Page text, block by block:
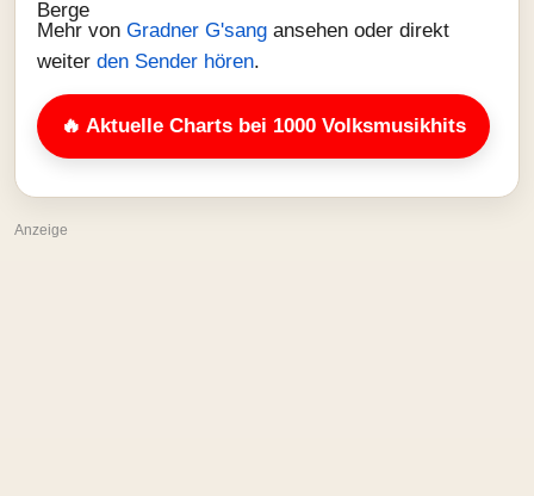
Mehr von Gradner G'sang ansehen oder direkt
weiter den Sender hören.
🔥 Aktuelle Charts bei 1000 Volksmusikhits
Anzeige